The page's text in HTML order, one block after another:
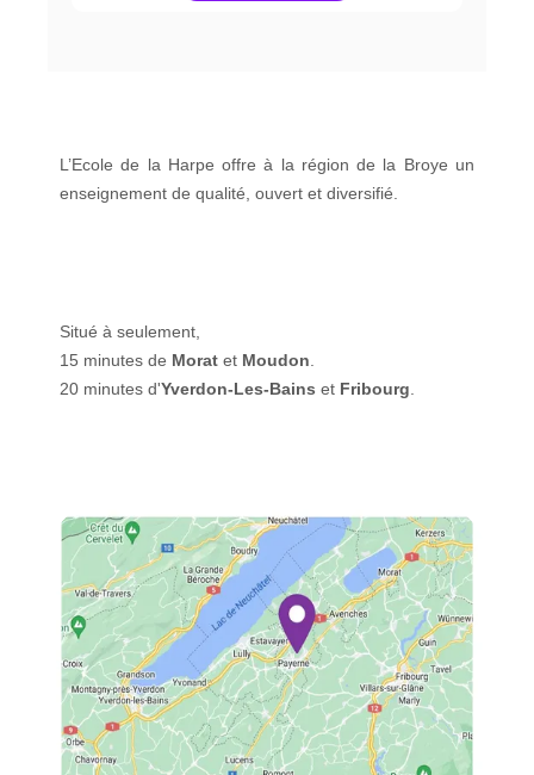
L’Ecole de la Harpe offre à la région de la Broye un
enseignement de qualité, ouvert et diversifié.
Situé à seulement,
15 minutes de Morat et Moudon
20 minutes d'Yverdon-Les-Bains et Fribourg